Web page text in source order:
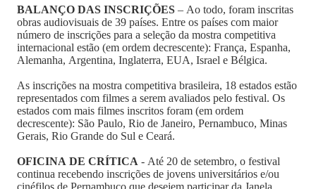
BALANÇO DAS INSCRIÇÕES – Ao todo, foram inscritas
obras audiovisuais de 39 países. Entre os países com maior
número de inscrições para a seleção da mostra competitiva
internacional estão (em ordem decrescente): França, Espanha,
Alemanha, Argentina, Inglaterra, EUA, Israel e Bélgica.
As inscrições na mostra competitiva brasileira, 18 estados estão
representados com filmes a serem avaliados pelo festival. Os
estados com mais filmes inscritos foram (em ordem
decrescente): São Paulo, Rio de Janeiro, Pernambuco, Minas
Gerais, Rio Grande do Sul e Ceará.
OFICINA DE CRÍTICA - Até 20 de setembro, o festival
continua recebendo inscrições de jovens universitários e/ou
cinéfilos de Pernambuco que desejem participar da Janela